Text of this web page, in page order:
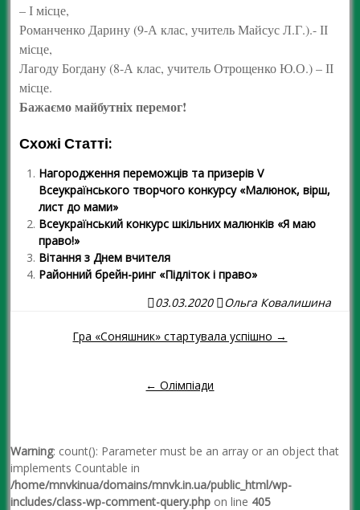
– І місце,
Романченко Дарину (9-А клас, учитель Майсус Л.Г.).- ІІ
місце,
Лагоду Богдану (8-А клас, учитель Отрощенко Ю.О.) – ІІ
місце.
Бажаємо майбутніх перемог!
Схожі Статті:
Нагородження переможців та призерів V
Всеукраїнського творчого конкурсу «Малюнок, вірш,
лист до мами»
Всеукраїнський конкурс шкільних малюнків «Я маю
право!»
Вітання з Днем вчителя
Районний брейн-ринг «Підліток і право»
03.03.2020
Ольга Ковалишина
Навігація повідомленням
Гра «Соняшник» стартувала успішно →
← Олімпіади
Warning: count(): Parameter must be an array or an object that
implements Countable in
/home/mnvkinua/domains/mnvk.in.ua/public_html/wp-
includes/class-wp-comment-query.php on line 405